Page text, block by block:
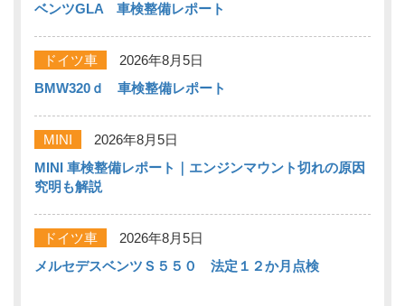
ベンツGLA 車検整備レポート
ドイツ車
2026年8月5日
BMW320ｄ 車検整備レポート
MINI
2026年8月5日
MINI 車検整備レポート｜エンジンマウント切れの原因
究明も解説
ドイツ車
2026年8月5日
メルセデスベンツＳ５５０ 法定１２か月点検